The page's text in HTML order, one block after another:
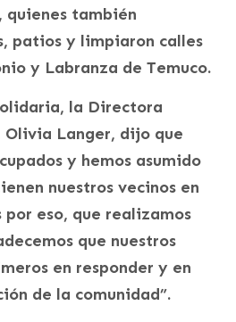
quienes también
patios y limpiaron calles
y Labranza de Temuco.
la Directora
Olivia Langer, dijo que
y hemos asumido
nuestros vecinos en
por eso, que realizamos
que nuestros
en responder y en
de la comunidad”.